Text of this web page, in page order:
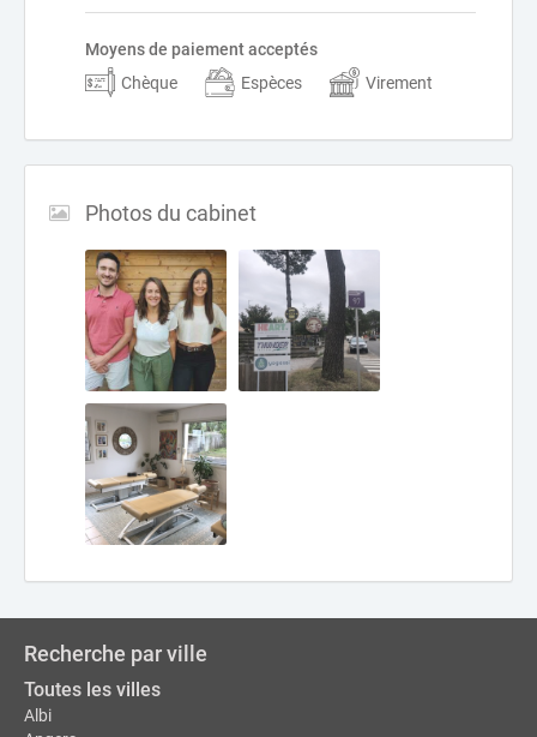
Moyens de paiement acceptés
Chèque
Espèces Virement
Photos du cabinet
Recherche par ville
Toutes les villes
Albi